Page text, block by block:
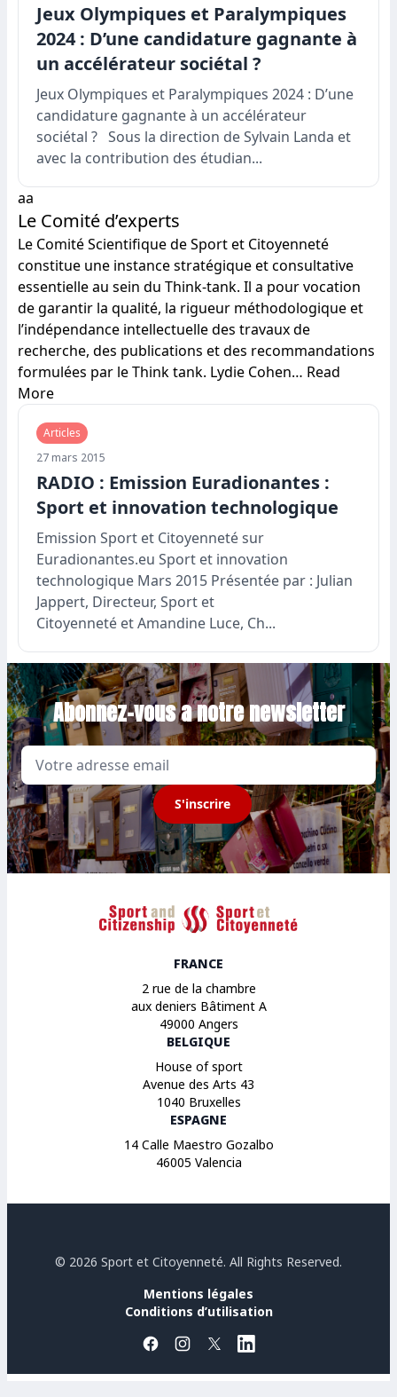
Jeux Olympiques et Paralympiques
2024 : D’une candidature gagnante à
un accélérateur sociétal ?
Jeux Olympiques et Paralympiques 2024 : D’une
candidature gagnante à un accélérateur
sociétal ? Sous la direction de Sylvain Landa et
avec la contribution des étudian...
aa
Le Comité d’experts
Le Comité Scientifique de Sport et Citoyenneté
constitue une instance stratégique et consultative
essentielle au sein du Think-tank. Il a pour vocation
de garantir la qualité, la rigueur méthodologique et
l’indépendance intellectuelle des travaux de
recherche, des publications et des recommandations
formulées par le Think tank. Lydie Cohen… Read
More
Articles
27 mars 2015
RADIO : Emission Euradionantes :
Sport et innovation technologique
Emission Sport et Citoyenneté sur
Euradionantes.eu Sport et innovation
technologique Mars 2015 Présentée par : Julian
Jappert, Directeur, Sport et
Citoyenneté et Amandine Luce, Ch...
Abonnez-vous a notre newsletter
S'inscrire
Sport et Citoyenneté
FRANCE
2 rue de la chambre
aux deniers Bâtiment A
49000 Angers
BELGIQUE
House of sport
Avenue des Arts 43
1040 Bruxelles
ESPAGNE
14 Calle Maestro Gozalbo
46005 Valencia
© 2026 Sport et Citoyenneté. All Rights Reserved.
Mentions légales
Conditions d’utilisation